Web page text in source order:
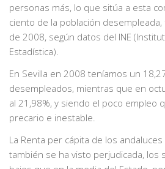
personas más, lo que sitúa a esta
ciento de la población
de 2008, según datos del INE
Estadística).
En Sevilla en 2008 teníamos un
desempleados, mientras que en
al 21,98%, y siendo el poco empleo
precario e inestable.
La Renta per cápita de los
también se ha visto perjudicada, los